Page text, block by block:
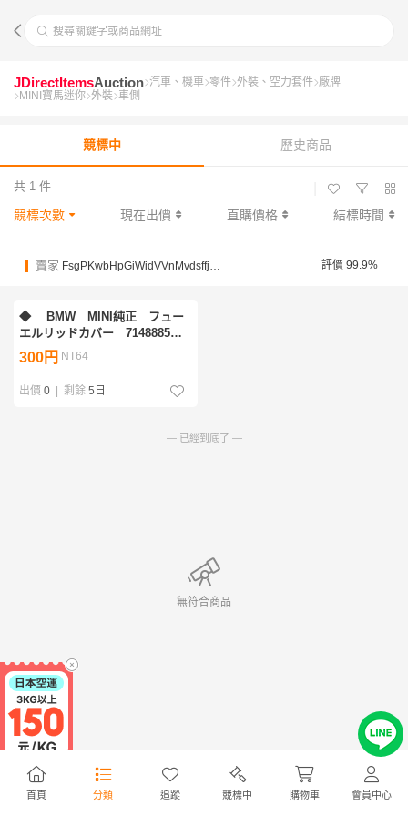
搜尋關鍵字或商品網址
首頁 分類 追蹤 競標中 購物車 會員中心
JDirectItemsAuction 汽車、機車 零件 外裝、空力套件 廠牌
MINI寶馬迷你 外裝 車側
競標中 歷史商品
共 1 件
競標次數 現在出價 直購價格 結標時間
賣家 FsgPKwbHpGiWidVVnMvdsffj3nKeY 評價 99.9%
◆ BMW MINI純正 フュー
エルリッドカバー 7148885
中古品 ◆
300円 NT64
出價 0 | 剩餘 5日
— 已經到底了 —
無符合商品